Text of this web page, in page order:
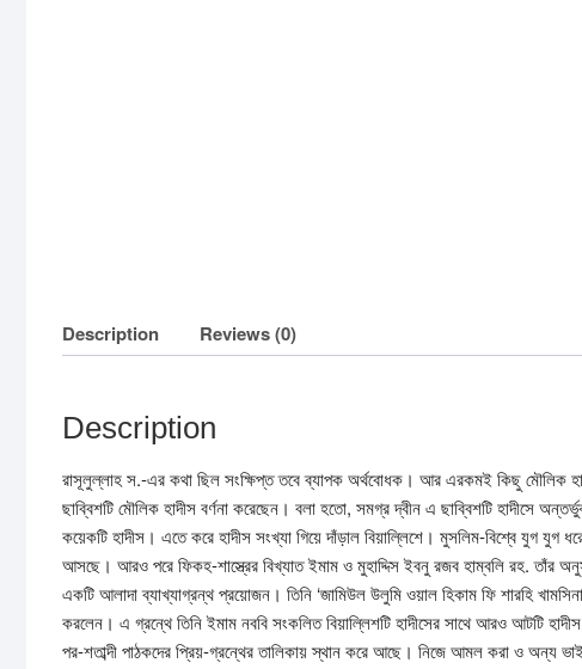
Description Reviews (0)
Description
রাসূলুল্লাহ স.-এর কথা ছিল সংক্ষিপ্ত তবে ব্যাপক অর্থবোধক। আর এরকমই কিছু মৌলিক
ছাব্বিশটি মৌলিক হাদীস বর্ণনা করেছেন। বলা হতো, সমগ্র দ্বীন এ ছাব্বিশটি হাদীসে
কয়েকটি হাদীস। এতে করে হাদীস সংখ্যা গিয়ে দাঁড়াল বিয়াল্লিশে। মুসলিম-বিশ্বে যুগ যুগ
আসছে। আরও পরে ফিকহ-শাস্ত্রের বিখ্যাত ইমাম ও মুহাদ্দিস ইবনু রজব হাম্বলি রহ. তাঁর
একটি আলাদা ব্যাখ্যাগ্রন্থ প্রয়োজন। তিনি ‘জামিউল উলুমি ওয়াল হিকাম ফি শারহি
করলেন। এ গ্রন্থে তিনি ইমাম নববি সংকলিত বিয়াল্লিশটি হাদীসের সাথে আরও আটটি
পর-শতাব্দী পাঠকদের প্রিয়-গ্রন্থের তালিকায় স্থান করে আছে। নিজে আমল করা ও অন্য